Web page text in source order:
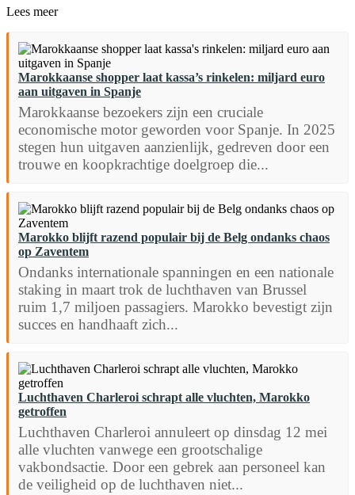
Lees meer
Marokkaanse shopper laat kassa’s rinkelen: miljard euro
aan uitgaven in Spanje
Marokkaanse bezoekers zijn een cruciale
economische motor geworden voor Spanje. In 2025
stegen hun uitgaven aanzienlijk, gedreven door een
trouwe en koopkrachtige doelgroep die...
Marokko blijft razend populair bij de Belg ondanks chaos
op Zaventem
Ondanks internationale spanningen en een nationale
staking in maart trok de luchthaven van Brussel
ruim 1,7 miljoen passagiers. Marokko bevestigt zijn
succes en handhaaft zich...
Luchthaven Charleroi schrapt alle vluchten, Marokko
getroffen
Luchthaven Charleroi annuleert op dinsdag 12 mei
alle vluchten vanwege een grootschalige
vakbondsactie. Door een gebrek aan personeel kan
de veiligheid op de luchthaven niet...